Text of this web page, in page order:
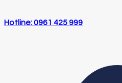
Hotline: 0961 425 999